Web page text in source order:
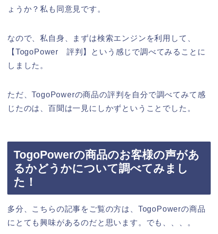
ょうか？私も同意見です。
なので、私自身、まずは検索エンジンを利用して、
【TogoPower 評判】という感じで調べてみることに
しました。
ただ、TogoPowerの商品の評判を自分で調べてみて感
じたのは、百聞は一見にしかずということでした。
TogoPowerの商品のお客様の声があ
るかどうかについて調べてみまし
た！
多分、こちらの記事をご覧の方は、TogoPowerの商品
にとても興味があるのだと思います。でも、、、。